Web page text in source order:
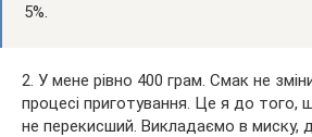
5%.
2. У мене рівно 400 грам. Смак не
процесі приготування. Це я до того,
не перекисший. Викладаємо в миску,